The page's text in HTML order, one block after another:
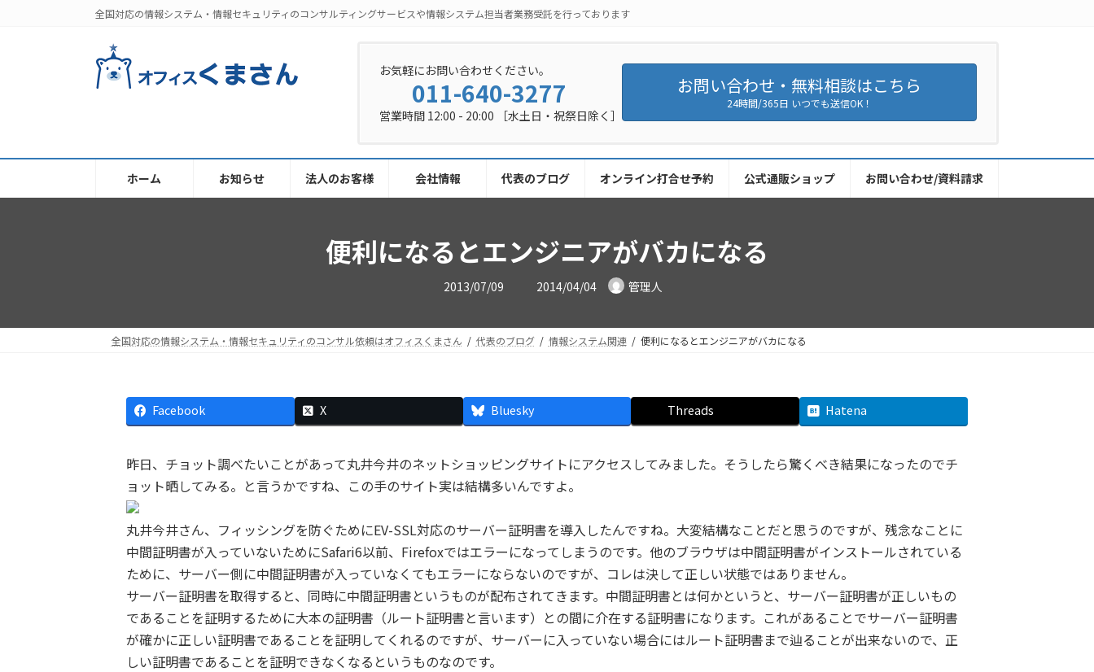
ッ
移
全国対応の情報システム・情報セキュリティのコンサルティングサービスや情報システム担当者業務受託を行っております
お気軽にお問い合わせください。
011-640-3277
営業時間 12:00 - 20:00 ［水土日・祝祭日除く］
お問い合わせ・無料相談はこちら
24時間/365日 いつでも送信OK！
ホーム お知らせ 法人のお客様 会社情報 代表のブログ オンライン打合せ予約 公式通販ショップ お問い合わせ/資料請求
便利になるとエンジニアがバカになる
2013/07/09 最
終
日
時
2014/04/04 管理人
全国対応の情報システム・情報セキュリティのコンサル依頼はオフィスくまさん 代表のブログ 情報システム関連 便利になるとエンジニアがバカになる
Facebook X Bluesky Threads Hatena
昨日、チョット調べたいことがあって丸井今井のネットショッピングサイトにアクセスしてみました。そうしたら驚くべき結果になったのでチ
ョット晒してみる。と言うかですね、この手のサイト実は結構多いんですよ。
丸井今井さん、フィッシングを防ぐためにEV-SSL対応のサーバー証明書を導入したんですね。大変結構なことだと思うのですが、残念なことに
中間証明書が入っていないためにSafari6以前、Firefoxではエラーになってしまうのです。他のブラウザは中間証明書がインストールされている
ために、サーバー側に中間証明書が入っていなくてもエラーにならないのですが、コレは決して正しい状態ではありません。
サーバー証明書を取得すると、同時に中間証明書というものが配布されてきます。中間証明書とは何かというと、サーバー証明書が正しいもの
であることを証明するために大本の証明書（ルート証明書と言います）との間に介在する証明書になります。これがあることでサーバー証明書
が確かに正しい証明書であることを証明してくれるのですが、サーバーに入っていない場合にはルート証明書まで辿ることが出来ないので、正
しい証明書であることを証明できなくなるというものなのです。